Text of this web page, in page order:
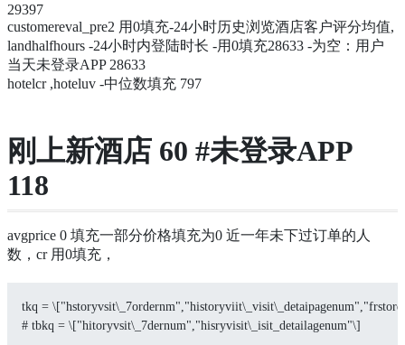
29397
customereval_pre2 用0填充-24小时历史浏览酒店客户评分均值,
landhalfhours -24小时内登陆时长 -用0填充28633 -为空：用户
当天未登录APP 28633
hotelcr ,hoteluv -中位数填充 797
刚上新酒店 60 #未登录APP
118
avgprice 0 填充一部分价格填充为0 近一年未下过订单的人
数，cr 用0填充，
tkq =
# tbkq = \["hitoryvsit\_7dernum","hisryvisit\_isit_detailagenum"\]